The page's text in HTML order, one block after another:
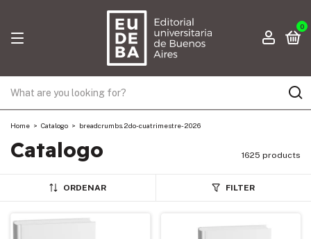
0
Home > Catalogo > breadcrumbs.2do-cuatrimestre-2026
Catalogo 1625 products
ORDENAR FILTER